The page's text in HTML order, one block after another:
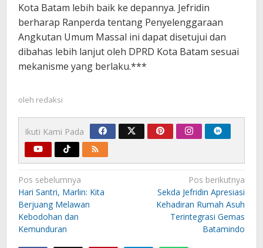
Kota Batam lebih baik ke depannya. Jefridin
berharap Ranperda tentang Penyelenggaraan
Angkutan Umum Massal ini dapat disetujui dan
dibahas lebih lanjut oleh DPRD Kota Batam sesuai
mekanisme yang berlaku.***
oleh redaksi
Ikuti Kami Pada
Navigasi
pos
Pos sebelumnya
Hari Santri, Marlin: Kita
Berjuang Melawan
Kebodohan dan
Kemunduran
Pos berikutnya
Sekda Jefridin Apresiasi
Kehadiran Rumah Asuh
Terintegrasi Gemas
Batamindo